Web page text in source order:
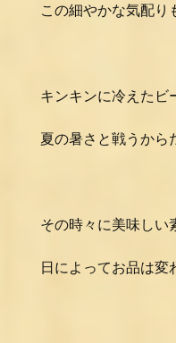
この細やかな気配り
キンキンに冷えたビ
夏の暑さと戦うから
その時々に美味しい
日によってお品は変